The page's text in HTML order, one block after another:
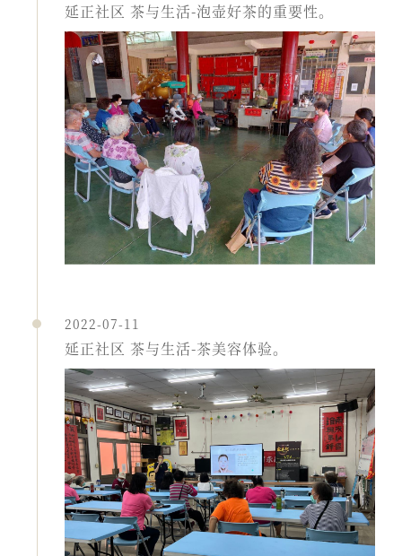
延正社区 茶与生活-泡壶好茶的重要性。
2022-07-11
延正社区 茶与生活-茶美容体验。